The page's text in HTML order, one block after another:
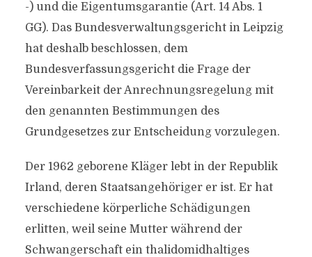
-) und die Eigentumsgarantie (Art. 14 Abs. 1
GG). Das Bundesverwaltungsgericht in Leipzig
hat deshalb beschlossen, dem
Bundesverfassungsgericht die Frage der
Vereinbarkeit der Anrechnungsregelung mit
den genannten Bestimmungen des
Grundgesetzes zur Entscheidung vorzulegen.
Der 1962 geborene Kläger lebt in der Republik
Irland, deren Staatsangehöriger er ist. Er hat
verschiedene körperliche Schädigungen
erlitten, weil seine Mutter während der
Schwangerschaft ein thalidomidhaltiges